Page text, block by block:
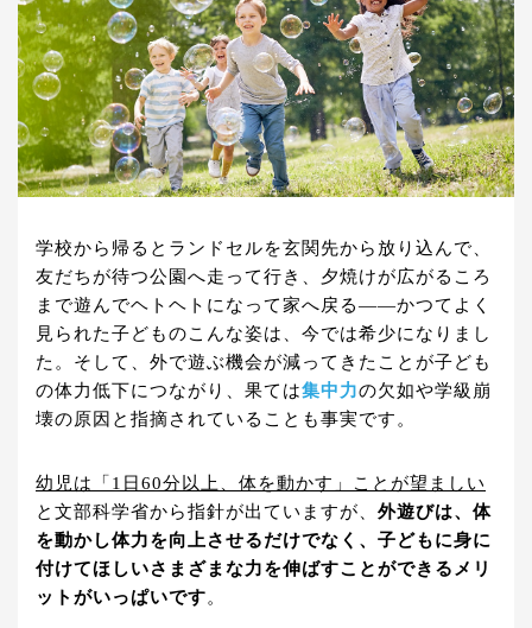
学校から帰るとランドセルを玄関先から放り込んで、
友だちが待つ公園へ走って行き、夕焼けが広がるころ
まで遊んでヘトヘトになって家へ戻る――かつてよく
見られた子どものこんな姿は、今では希少になりまし
た。そして、外で遊ぶ機会が減ってきたことが子ども
の体力低下につながり、果ては集中力の欠如や学級崩
壊の原因と指摘されていることも事実です。
幼児は「1日60分以上、体を動かす」ことが望ましい
と文部科学省から指針が出ていますが、 外遊びは、体
を動かし体力を向上させるだけでなく、子どもに身に
付けてほしいさまざまな力を伸ばすことができるメリ
ットがいっぱいです。